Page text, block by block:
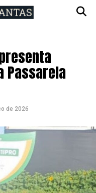
Passarela
de 2026